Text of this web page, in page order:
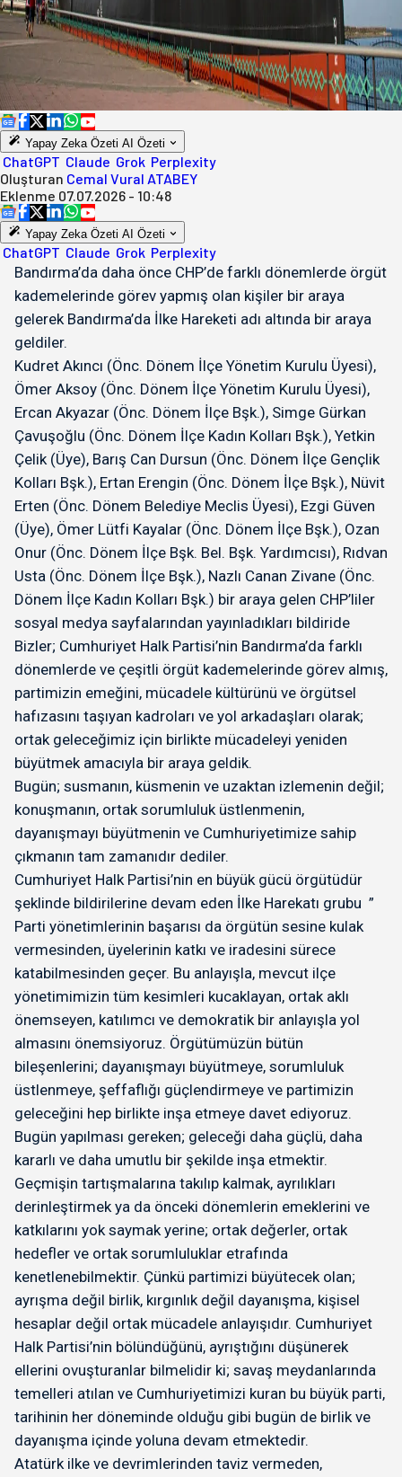
Yapay Zeka Özeti AI Özeti
ChatGPT Claude Grok Perplexity
Oluşturan Cemal Vural ATABEY
Eklenme 07.07.2026 - 10:48
Yapay Zeka Özeti AI Özeti
ChatGPT Claude Grok Perplexity
Bandırma’da daha önce CHP’de farklı dönemlerde örgüt
kademelerinde görev yapmış olan kişiler bir araya
gelerek Bandırma’da İlke Hareketi adı altında bir araya
geldiler.
Kudret Akıncı (Önc. Dönem İlçe Yönetim Kurulu Üyesi),
Ömer Aksoy (Önc. Dönem İlçe Yönetim Kurulu Üyesi),
Ercan Akyazar (Önc. Dönem İlçe Bşk.), Simge Gürkan
Çavuşoğlu (Önc. Dönem İlçe Kadın Kolları Bşk.), Yetkin
Çelik (Üye), Barış Can Dursun (Önc. Dönem İlçe Gençlik
Kolları Bşk.), Ertan Erengin (Önc. Dönem İlçe Bşk.), Nüvit
Erten (Önc. Dönem Belediye Meclis Üyesi), Ezgi Güven
(Üye), Ömer Lütfi Kayalar (Önc. Dönem İlçe Bşk.), Ozan
Onur (Önc. Dönem İlçe Bşk. Bel. Bşk. Yardımcısı), Rıdvan
Usta (Önc. Dönem İlçe Bşk.), Nazlı Canan Zivane (Önc.
Dönem İlçe Kadın Kolları Bşk.) bir araya gelen CHP’liler
sosyal medya sayfalarından yayınladıkları bildiride
Bizler; Cumhuriyet Halk Partisi’nin Bandırma’da farklı
dönemlerde ve çeşitli örgüt kademelerinde görev almış,
partimizin emeğini, mücadele kültürünü ve örgütsel
hafızasını taşıyan kadroları ve yol arkadaşları olarak;
ortak geleceğimiz için birlikte mücadeleyi yeniden
büyütmek amacıyla bir araya geldik.
Bugün; susmanın, küsmenin ve uzaktan izlemenin değil;
konuşmanın, ortak sorumluluk üstlenmenin,
dayanışmayı büyütmenin ve Cumhuriyetimize sahip
çıkmanın tam zamanıdır dediler.
Cumhuriyet Halk Partisi’nin en büyük gücü örgütüdür
şeklinde bildirilerine devam eden İlke Harekatı grubu ”
Parti yönetimlerinin başarısı da örgütün sesine kulak
vermesinden, üyelerinin katkı ve iradesini sürece
katabilmesinden geçer. Bu anlayışla, mevcut ilçe
yönetimimizin tüm kesimleri kucaklayan, ortak aklı
önemseyen, katılımcı ve demokratik bir anlayışla yol
almasını önemsiyoruz. Örgütümüzün bütün
bileşenlerini; dayanışmayı büyütmeye, sorumluluk
üstlenmeye, şeffaflığı güçlendirmeye ve partimizin
geleceğini hep birlikte inşa etmeye davet ediyoruz.
Bugün yapılması gereken; geleceği daha güçlü, daha
kararlı ve daha umutlu bir şekilde inşa etmektir.
Geçmişin tartışmalarına takılıp kalmak, ayrılıkları
derinleştirmek ya da önceki dönemlerin emeklerini ve
katkılarını yok saymak yerine; ortak değerler, ortak
hedefler ve ortak sorumluluklar etrafında
kenetlenebilmektir. Çünkü partimizi büyütecek olan;
ayrışma değil birlik, kırgınlık değil dayanışma, kişisel
hesaplar değil ortak mücadele anlayışıdır. Cumhuriyet
Halk Partisi’nin bölündüğünü, ayrıştığını düşünerek
ellerini ovuşturanlar bilmelidir ki; savaş meydanlarında
temelleri atılan ve Cumhuriyetimizi kuran bu büyük parti,
tarihinin her döneminde olduğu gibi bugün de birlik ve
dayanışma içinde yoluna devam etmektedir.
Atatürk ilke ve devrimlerinden taviz vermeden,